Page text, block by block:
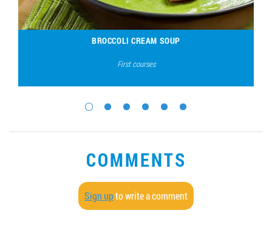
BROCCOLI CREAM SOUP
First courses
COMMENTS
Sign upto write a comment